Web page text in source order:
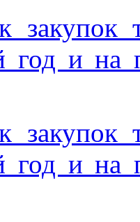
закупок
год и на
закупок
год и на